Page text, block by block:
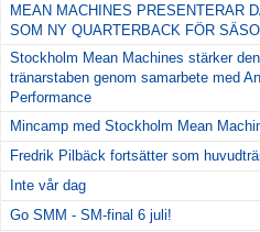
MEAN MACHINES PRESENTERAR
SOM NY QUARTERBACK FÖR
Stockholm Mean Machines stärker
tränarstaben genom samarbete med
Performance
Mincamp med Stockholm Mean
Fredrik Pilbäck fortsätter som
Inte vår dag
Go SMM - SM-final 6 juli!